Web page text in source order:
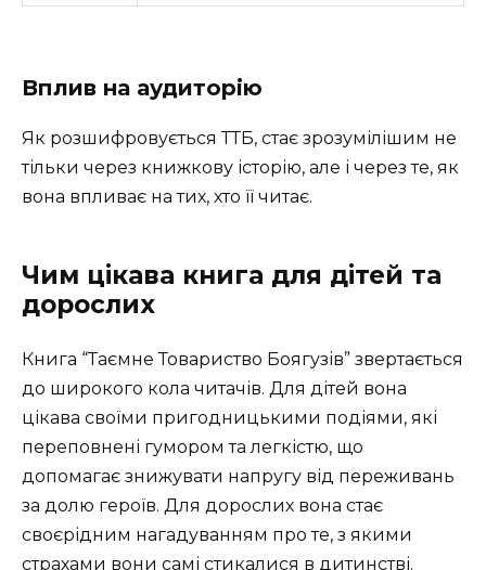
Вплив на аудиторію
Як розшифровується ТТБ, стає зрозумілішим не
тільки через книжкову історію, але і через те, як
вона впливає на тих, хто її читає.
Чим цікава книга для дітей та
дорослих
Книга “Таємне Товариство Боягузів” звертається
до широкого кола читачів. Для дітей вона
цікава своїми пригодницькими подіями, які
переповнені гумором та легкістю, що
допомагає знижувати напругу від переживань
за долю героїв. Для дорослих вона стає
своєрідним нагадуванням про те, з якими
страхами вони самі стикалися в дитинстві.